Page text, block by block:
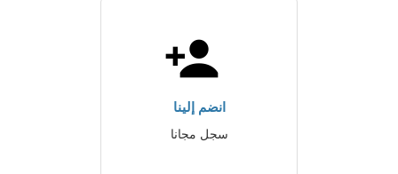
انضم إلينا
سجل مجانا